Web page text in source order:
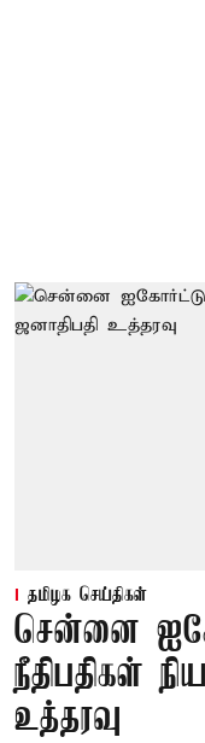
தமிழக செய்திகள்
சென்னை
நீதிபதிகள்
உத்தரவு